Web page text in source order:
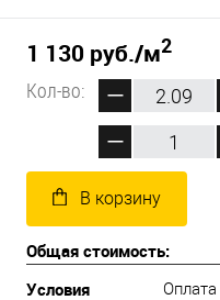
1 130 руб./м2
Кол-во:
В корзину
Общая стоимость:
Условия